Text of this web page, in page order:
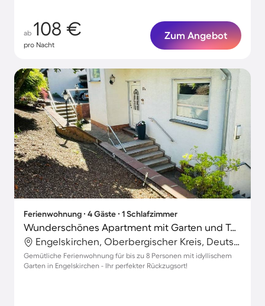
ab 108 €
pro Nacht
Zum Angebot
Ferienwohnung ∙ 4 Gäste ∙ 1 Schlafzimmer
Wunderschönes Apartment mit Garten und Terrasse
Engelskirchen, Oberbergischer Kreis, Deutschland
Gemütliche Ferienwohnung für bis zu 8 Personen mit idyllischem
Garten in Engelskirchen - Ihr perfekter Rückzugsort!